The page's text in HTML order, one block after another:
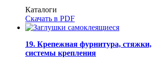
Каталоги
Скачать в PDF
19. Крепежная фурнитура, стяжки,
системы крепления